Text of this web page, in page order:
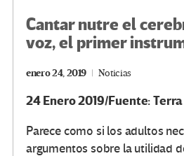
Cantar nutre el
voz, el primer
enero 24, 2019 Noticias
24 Enero 2019/Fuente:
Parece como si los adultos
argumentos sobre la utilidad